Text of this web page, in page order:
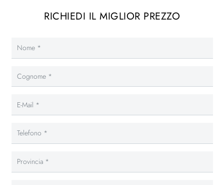
RICHIEDI IL MIGLIOR PREZZO